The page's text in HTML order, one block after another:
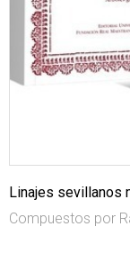
Linajes sevillanos
Compuestos por